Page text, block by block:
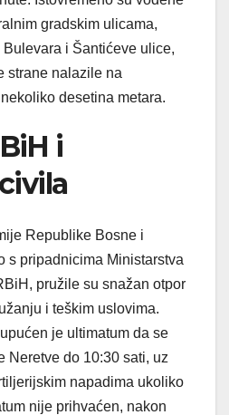
gradskim ulicama,
i Šantićeve ulice,
strane nalazile na
desetina metara.
i
Republike Bosne i
s pripadnicima Ministarstva
pružile su snažan otpor
i teškim uslovima.
je ultimatum da se
Neretve do 10:30 sati, uz
napadima ukoliko
nije prihvaćen, nakon